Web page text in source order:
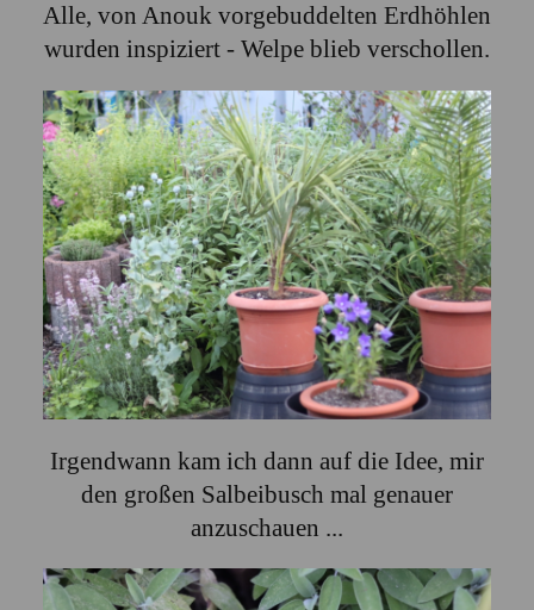
Alle, von Anouk vorgebuddelten Erdhöhlen
wurden inspiziert - Welpe blieb verschollen.
Irgendwann kam ich dann auf die Idee, mir
den großen Salbeibusch mal genauer
anzuschauen ...